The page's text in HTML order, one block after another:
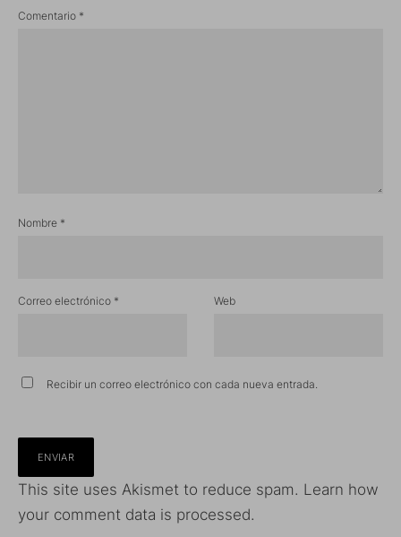
Comentario *
Nombre *
Correo electrónico * Web
Recibir un correo electrónico con cada nueva entrada.
This site uses Akismet to reduce spam. Learn how
your comment data is processed.